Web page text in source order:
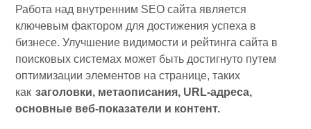
Работа над внутренним SEO сайта является
ключевым фактором для достижения успеха в
бизнесе. Улучшение видимости и рейтинга сайта в
поисковых системах может быть достигнуто путем
оптимизации элементов на странице, таких
как заголовки, метаописания, URL-адреса,
основные веб-показатели и контент.